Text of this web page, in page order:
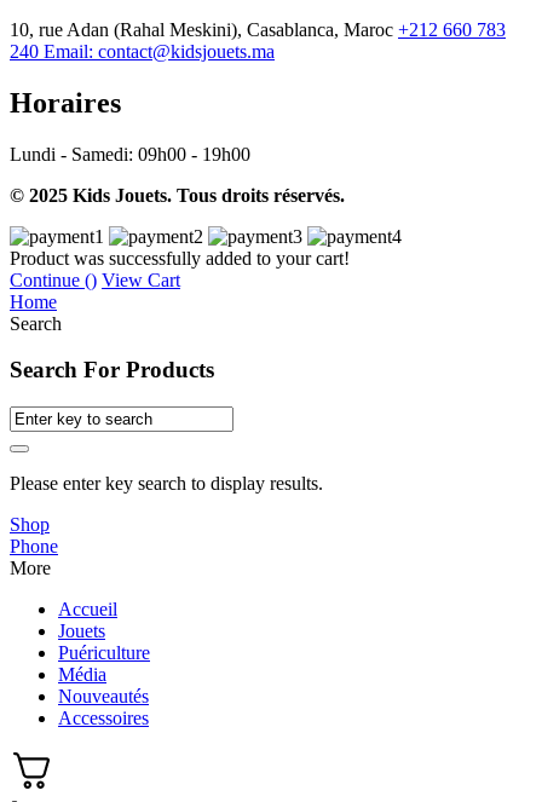
10, rue Adan (Rahal Meskini), Casablanca, Maroc +212 660 783
240 Email: contact@kidsjouets.ma
Horaires
Lundi - Samedi: 09h00 - 19h00
© 2025 Kids Jouets. Tous droits réservés.
Product was successfully added to your cart!
Continue () View Cart
Home
Search
Search For Products
Please enter key search to display results.
Shop
Phone
More
Accueil
Jouets
Puériculture
Média
Nouveautés
Accessoires